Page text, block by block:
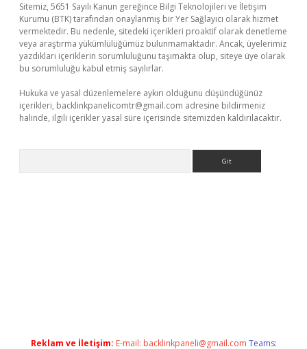
Sitemiz, 5651 Sayılı Kanun gereğince Bilgi Teknolojileri ve İletişim
Kurumu (BTK) tarafından onaylanmış bir Yer Sağlayıcı olarak hizmet
vermektedir. Bu nedenle, sitedeki içerikleri proaktif olarak denetleme
veya araştırma yükümlülüğümüz bulunmamaktadır. Ancak, üyelerimiz
yazdıkları içeriklerin sorumluluğunu taşımakta olup, siteye üye olarak
bu sorumluluğu kabul etmiş sayılırlar.
Hukuka ve yasal düzenlemelere aykırı olduğunu düşündüğünüz
içerikleri, backlinkpanelicomtr@gmail.com adresine bildirmeniz
halinde, ilgili içerikler yasal süre içerisinde sitemizden kaldırılacaktır.
Reklam ve İletişim: E-mail: backlinkpaneli@gmail.com Teams: